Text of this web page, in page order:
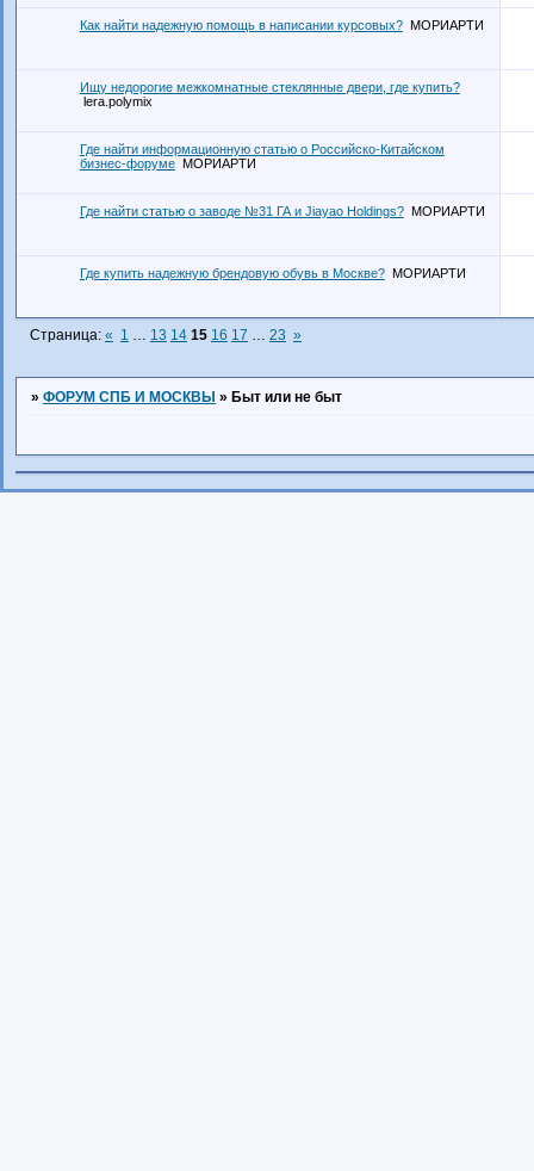
Как найти надежную помощь в написании курсовых? МОРИАРТИ
Ищу недорогие межкомнатные стеклянные двери, где купить?
lera.polymix
Где найти информационную статью о Российско-Китайском
бизнес-форуме МОРИАРТИ
Где найти статью о заводе №31 ГА и Jiayao Holdings? МОРИАРТИ
Где купить надежную брендовую обувь в Москве? МОРИАРТИ
Страница: « 1 … 13 14 15 16 17 … 23 »
» ФОРУМ СПБ И МОСКВЫ » Быт или не быт